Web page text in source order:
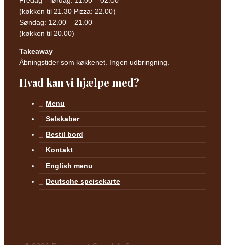
(køkken til 21.30 Pizza: 22.00)
Søndag: 12.00 – 21.00
(køkken til 20.00)
Takeaway
Åbningstider som køkkenet. Ingen udbringning.
Hvad kan vi hjælpe med?
Menu
Selskaber
Bestil bord
Kontakt
English menu
Deutsche speisekarte